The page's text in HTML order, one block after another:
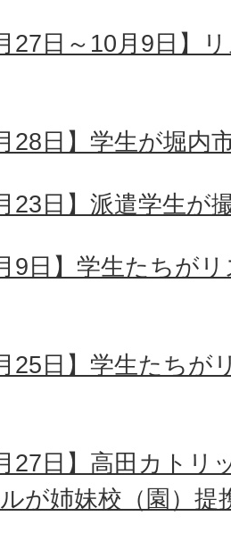
27日～10月9日】
28日】学生が堀内
23日】派遣学生が
9日】学生たちが
25日】学生たち
27日】高田カト
が姉妹校（園）提